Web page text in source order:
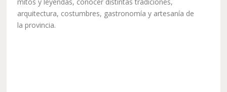
arquitectura, costumbres, gastronomía y artesanía de
la provincia.